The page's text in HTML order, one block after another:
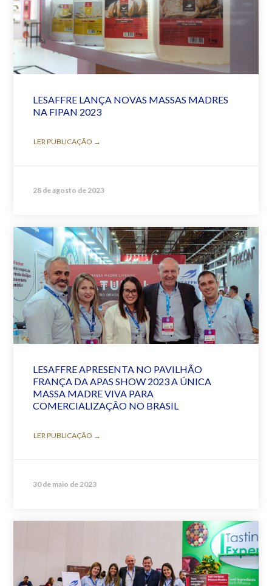
LESAFFRE LANÇA NOVAS MASSAS MADRES
NA FIPAN 2023
LER PUBLICAÇÃO →
28 de agosto de 2023
LESAFFRE APRESENTA NO PAVILHÃO
FRANÇA DA APAS SHOW 2023 A ÚNICA
MASSA MADRE VIVA PARA
COMERCIALIZAÇÃO NO BRASIL
LER PUBLICAÇÃO →
30 de maio de 2023